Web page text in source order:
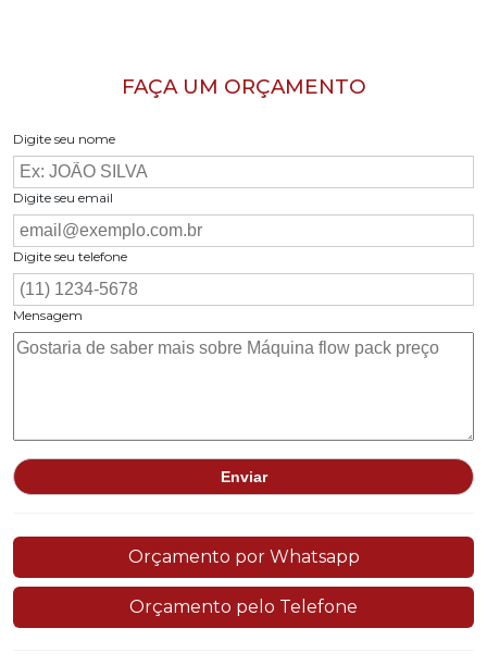
FAÇA UM ORÇAMENTO
Digite seu nome
Digite seu email
Digite seu telefone
Mensagem
Orçamento por Whatsapp
Orçamento pelo Telefone